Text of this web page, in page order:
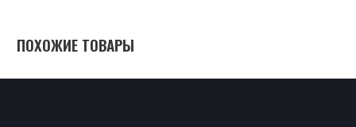
ПОХОЖИЕ ТОВАРЫ